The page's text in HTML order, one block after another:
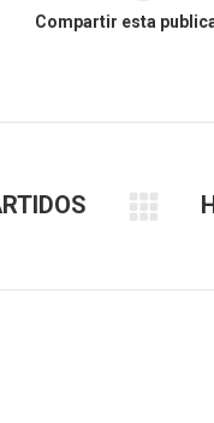
Compartir esta